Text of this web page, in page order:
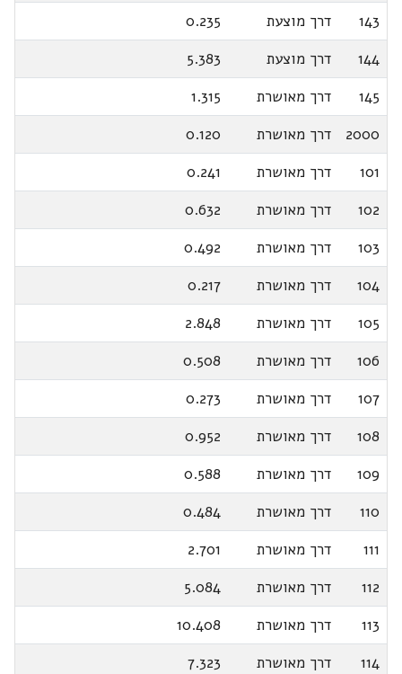
143
דרך מוצעת
0.235
144
דרך מוצעת
5.383
145
דרך מאושרת
1.315
2000
דרך מאושרת
0.120
101
דרך מאושרת
0.241
102
דרך מאושרת
0.632
103
דרך מאושרת
0.492
104
דרך מאושרת
0.217
105
דרך מאושרת
2.848
106
דרך מאושרת
0.508
107
דרך מאושרת
0.273
108
דרך מאושרת
0.952
109
דרך מאושרת
0.588
110
דרך מאושרת
0.484
111
דרך מאושרת
2.701
112
דרך מאושרת
5.084
113
דרך מאושרת
10.408
114
דרך מאושרת
7.323